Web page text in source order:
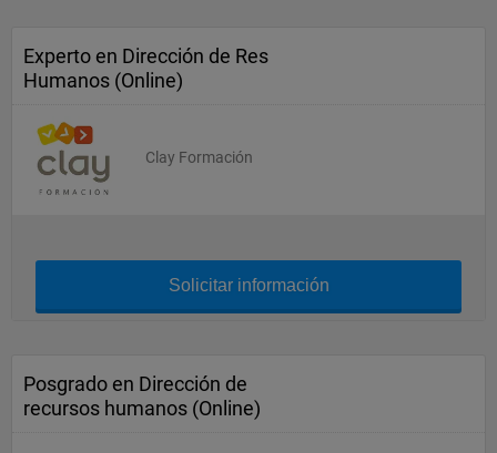
Experto en Dirección de Res
Humanos (Online)
Clay Formación
Solicitar información
Posgrado en Dirección de
recursos humanos (Online)